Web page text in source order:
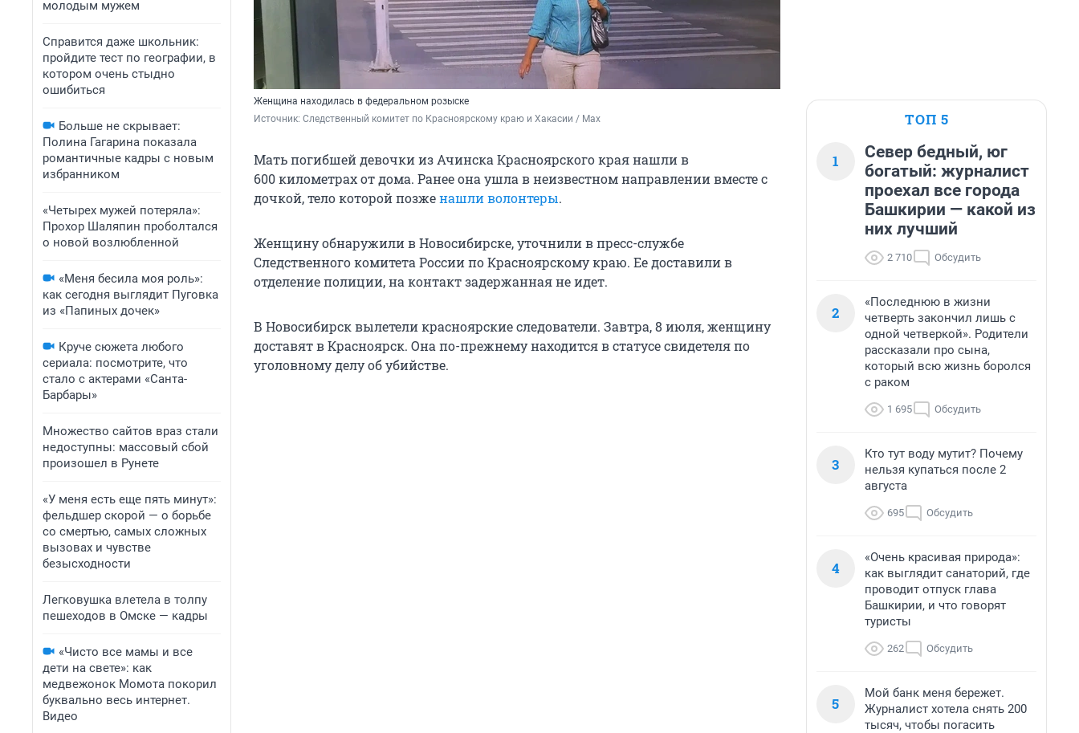
молодым мужем
Справится даже школьник:
пройдите тест по географии, в
котором очень стыдно
ошибиться
Больше не скрывает:
Полина Гагарина показала
романтичные кадры с новым
избранником
«Четырех мужей потеряла»:
Прохор Шаляпин проболтался
о новой возлюбленной
«Меня бесила моя роль»:
как сегодня выглядит Пуговка
из «Папиных дочек»
Круче сюжета любого
сериала: посмотрите, что
стало с актерами «Санта-
Барбары»
Множество сайтов враз стали
недоступны: массовый сбой
произошел в Рунете
«У меня есть еще пять минут»:
фельдшер скорой — о борьбе
со смертью, самых сложных
вызовах и чувстве
безысходности
Легковушка влетела в толпу
пешеходов в Омске — кадры
«Чисто все мамы и все
дети на свете»: как
медвежонок Момота покорил
буквально весь интернет.
Видео
Женщина находилась в федеральном розыске
Источник: Следственный комитет по Красноярскому краю и Хакасии / Max
Мать погибшей девочки из Ачинска Красноярского края нашли в
600 километрах от дома. Ранее она ушла в неизвестном направлении вместе с
дочкой, тело которой позженашли волонтеры.
Женщину обнаружили в Новосибирске, уточнили в пресс-службе
Следственного комитета России по Красноярскому краю. Ее доставили в
отделение полиции, на контакт задержанная не идет.
В Новосибирск вылетели красноярские следователи. Завтра, 8 июля, женщину
доставят в Красноярск. Она по-прежнему находится в статусе свидетеля по
уголовному делу об убийстве.
ТОП 5
1
Север бедный, юг
богатый: журналист
проехал все города
Башкирии — какой из
них лучший
2 710 Обсудить
2
«Последнюю в жизни
четверть закончил лишь с
одной четверкой». Родители
рассказали про сына,
который всю жизнь боролся
с раком
1 695 Обсудить
3
Кто тут воду мутит? Почему
нельзя купаться после 2
августа
695 Обсудить
4
«Очень красивая природа»:
как выглядит санаторий, где
проводит отпуск глава
Башкирии, и что говорят
туристы
262 Обсудить
5
Мой банк меня бережет.
Журналист хотела снять 200
тысяч, чтобы погасить